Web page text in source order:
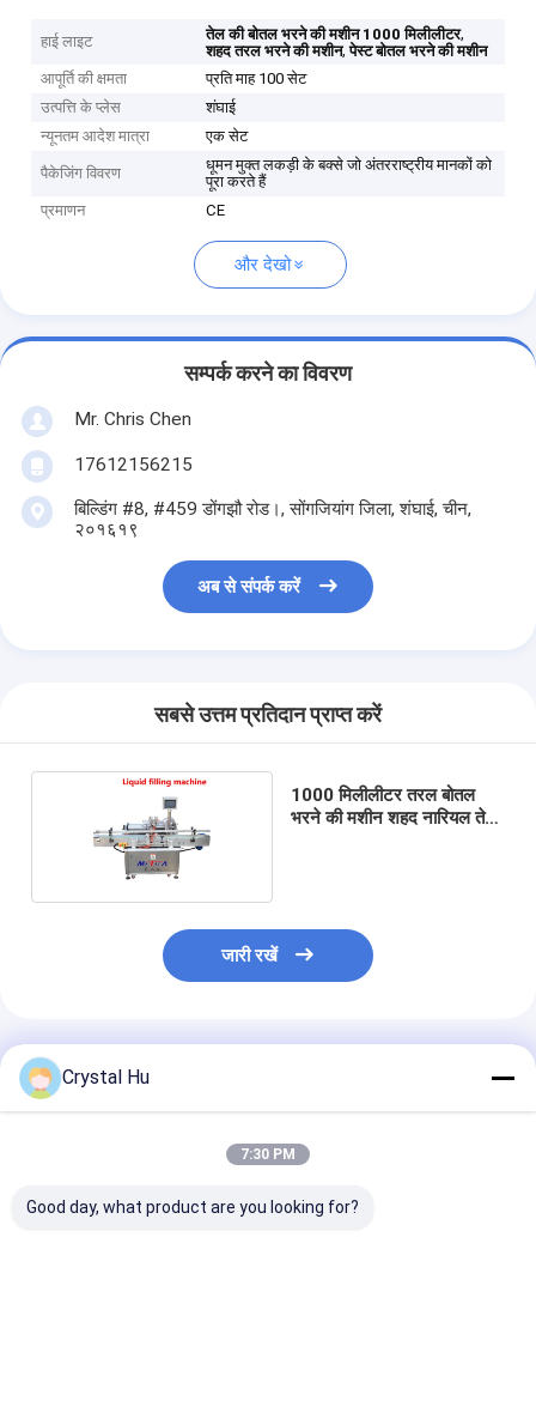
हाई लाइट तेल की बोतल भरने की मशीन 1000 मिलीलीटर,
शहद तरल भरने की मशीन,पेस्ट बोतल भरने की मशीन
आपूर्ति की क्षमता
प्रति माह 100 सेट
उत्पत्ति के प्लेस
शंघाई
न्यूनतम आदेश मात्रा
एक सेट
पैकेजिंग विवरण
धूमन मुक्त लकड़ी के बक्से जो अंतरराष्ट्रीय मानकों को
पूरा करते हैं
प्रमाणन
CE
और देखो
सम्पर्क करने का विवरण
Mr. Chris Chen
17612156215
बिल्डिंग #8, #459 डोंगझौ रोड।, सोंगजियांग जिला, शंघाई, चीन,
२०१६१९
अब से संपर्क करें
सबसे उत्तम प्रतिदान प्राप्त करें
1000 मिलीलीटर तरल बोतल
भरने की मशीन शहद नारियल तेल
जारी रखें
अनुशंसित उत्पाद
Crystal Hu
7:30 PM
Good day, what product are you looking for?